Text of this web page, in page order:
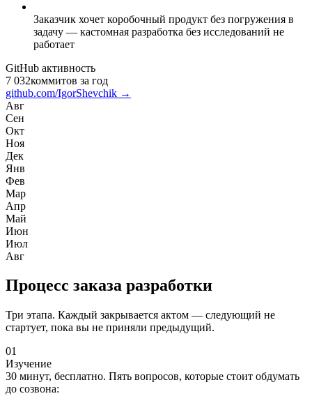
Заказчик хочет коробочный продукт без погружения в
задачу — кастомная разработка без исследований не
работает
GitHub активность
7 032коммитов за год
github.com/IgorShevchik →
Авг
Сен
Окт
Ноя
Дек
Янв
Фев
Мар
Апр
Май
Июн
Июл
Авг
Процесс заказа разработки
Три этапа. Каждый закрывается актом — следующий не
стартует, пока вы не приняли предыдущий.
01
Изучение
30 минут, бесплатно. Пять вопросов, которые стоит обдумать
до созвона: